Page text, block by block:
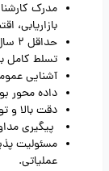
مدرک
بازاریابی،
حداقل 2
تسلط کامل
آشنایی
داده‌ محور
دقت بالا و
پیگیری
مسئولیت‌
عملیاتی.